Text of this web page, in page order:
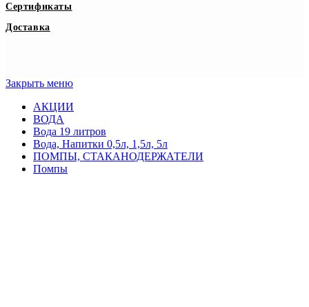
Сертификаты
Доставка
Закрыть меню
АКЦИИ
ВОДА
Вода 19 литров
Вода, Напитки 0,5л, 1,5л, 5л
ПОМПЫ, СТАКАНОДЕРЖАТЕЛИ
Помпы